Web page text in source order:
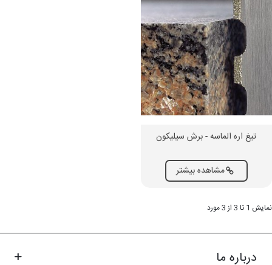
تیغ اره الماسه - برش سیلیکون
مشاهده بیشتر
نمایش 1 تا 3 از 3 مورد
درباره ما